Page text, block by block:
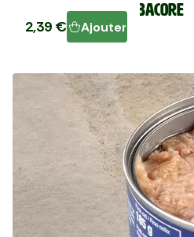
Le Thon naturel albacore
2,39 € Ajouter